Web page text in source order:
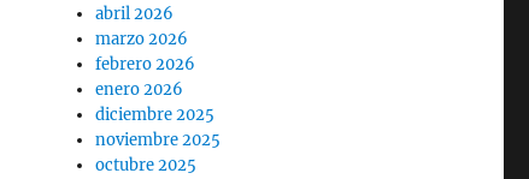
abril 2026
marzo 2026
febrero 2026
enero 2026
diciembre 2025
noviembre 2025
octubre 2025